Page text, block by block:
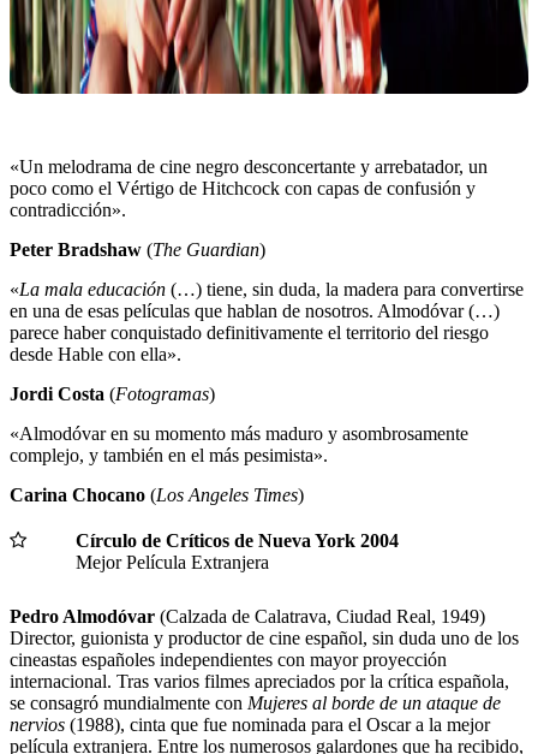
«Un melodrama de cine negro desconcertante y arrebatador, un
poco como el Vértigo de Hitchcock con capas de confusión y
contradicción».
Peter Bradshaw (The Guardian)
«La mala educación (…) tiene, sin duda, la madera para convertirse
en una de esas películas que hablan de nosotros. Almodóvar (…)
parece haber conquistado definitivamente el territorio del riesgo
desde Hable con ella».
Jordi Costa (Fotogramas)
«Almodóvar en su momento más maduro y asombrosamente
complejo, y también en el más pesimista».
Carina Chocano (Los Angeles Times)
Círculo de Críticos de Nueva York 2004
Mejor Película Extranjera
Pedro Almodóvar (Calzada de Calatrava, Ciudad Real, 1949)
Director, guionista y productor de cine español, sin duda uno de los
cineastas españoles independientes con mayor proyección
internacional. Tras varios filmes apreciados por la crítica española,
se consagró mundialmente con Mujeres al borde de un ataque de
nervios (1988), cinta que fue nominada para el Oscar a la mejor
película extranjera. Entre los numerosos galardones que ha recibido,